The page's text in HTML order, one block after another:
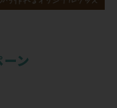
ン